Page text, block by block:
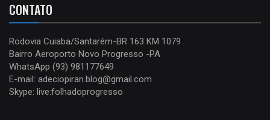
CONTATO
Rodovia Cuiaba/Santarém-BR 163 KM 1079
Bairro Aeroporto Novo Progresso -PA
WhatsApp (93) 981177649
E-mail: adeciopiran.blog@gmail.com
Skype: live:folhadoprogresso